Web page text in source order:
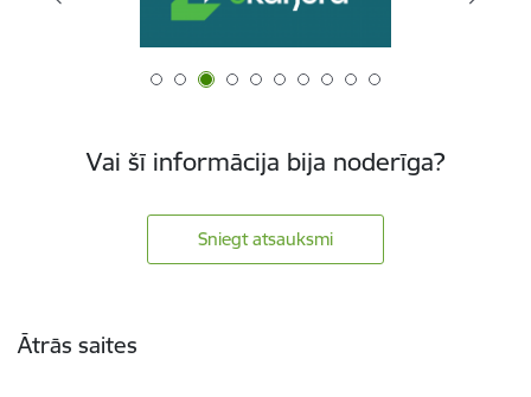
Vai šī informācija bija noderīga?
Sniegt atsauksmi
Ātrās saites